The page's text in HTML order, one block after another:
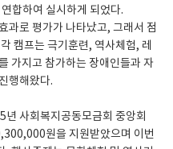
합하여 실시하게 되었다.
과로 평가가 나타났고, 그래서 점
캠프는 극기훈련, 역사체험, 레
가지고 참가하는 장애인들과 자
행해왔다.
사회복지공동모금회 중앙회
원을 지원받았으며 이번